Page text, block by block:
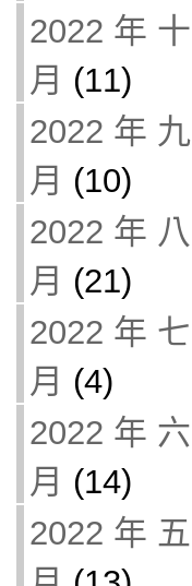
2022 年 十
月 (11)
2022 年 九
月 (10)
2022 年 八
月 (21)
2022 年 七
月 (4)
2022 年 六
月 (14)
2022 年 五